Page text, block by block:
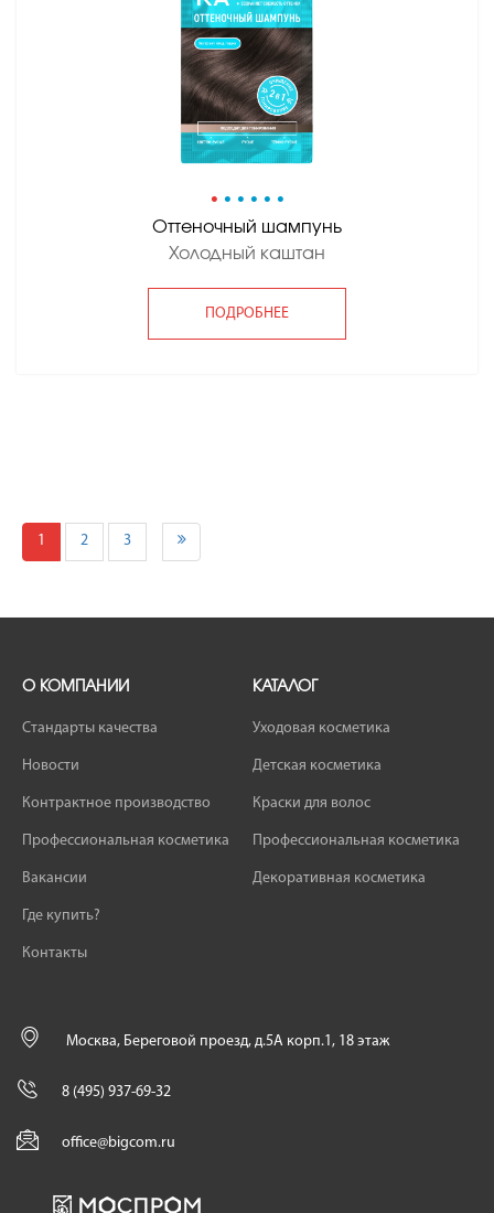
• • • • • •
Оттеночный шампунь
Холодный каштан
ПОДРОБНЕЕ
1 2 3
О КОМПАНИИ
Стандарты качества
Новости
Контрактное производство
Профессиональная косметика
Вакансии
Где купить?
Контакты
КАТАЛОГ
Уходовая косметика
Детская косметика
Краски для волос
Профессиональная косметика
Декоративная косметика
Москва, Береговой проезд, д.5А корп.1, 18 этаж
8 (495) 937-69-32
office@bigcom.ru